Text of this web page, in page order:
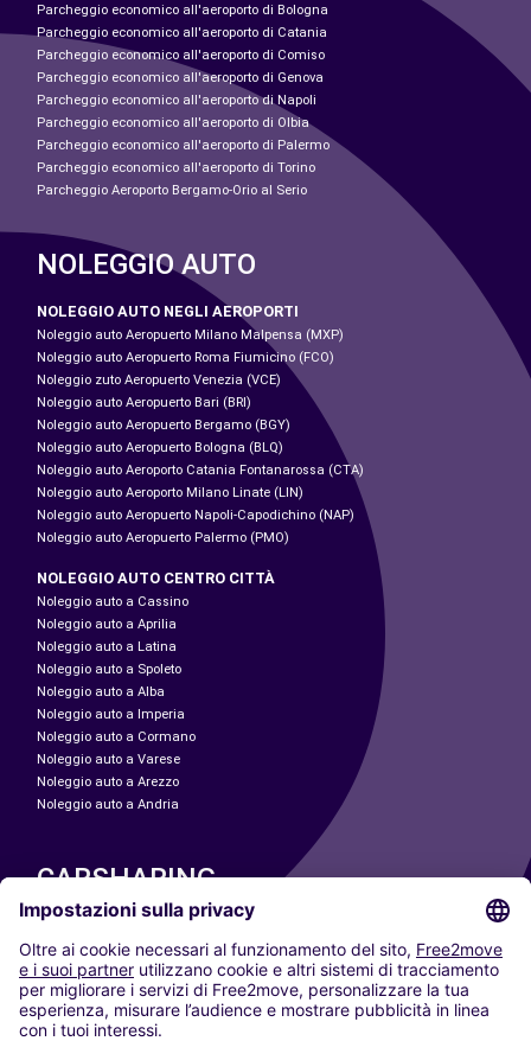
Parcheggio economico all'aeroporto di Bologna
Parcheggio economico all'aeroporto di Catania
Parcheggio economico all'aeroporto di Comiso
Parcheggio economico all'aeroporto di Genova
Parcheggio economico all'aeroporto di Napoli
Parcheggio economico all'aeroporto di Olbia
Parcheggio economico all'aeroporto di Palermo
Parcheggio economico all'aeroporto di Torino
Parcheggio Aeroporto Bergamo-Orio al Serio
NOLEGGIO AUTO
NOLEGGIO AUTO NEGLI AEROPORTI
Noleggio auto Aeropuerto Milano Malpensa (MXP)
Noleggio auto Aeropuerto Roma Fiumicino (FCO)
Noleggio zuto Aeropuerto Venezia (VCE)
Noleggio auto Aeropuerto Bari (BRI)
Noleggio auto Aeropuerto Bergamo (BGY)
Noleggio auto Aeropuerto Bologna (BLQ)
Noleggio auto Aeroporto Catania Fontanarossa (CTA)
Noleggio auto Aeroporto Milano Linate (LIN)
Noleggio auto Aeropuerto Napoli-Capodichino (NAP)
Noleggio auto Aeropuerto Palermo (PMO)
NOLEGGIO AUTO CENTRO CITTÀ
Noleggio auto a Cassino
Noleggio auto a Aprilia
Noleggio auto a Latina
Noleggio auto a Spoleto
Noleggio auto a Alba
Noleggio auto a Imperia
Noleggio auto a Cormano
Noleggio auto a Varese
Noleggio auto a Arezzo
Noleggio auto a Andria
CARSHARING
LE NOSTRE CITTÀ
Paris
Madrid
Washington DC
Milano